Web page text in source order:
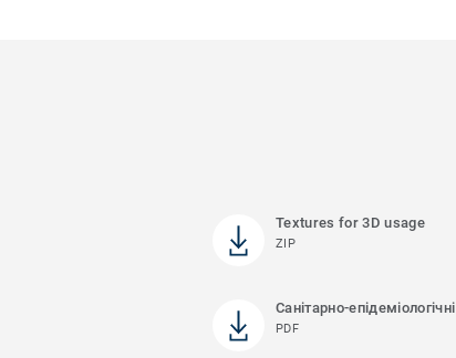
Textures for 3D usage
ZIP
Санітарно-
PDF